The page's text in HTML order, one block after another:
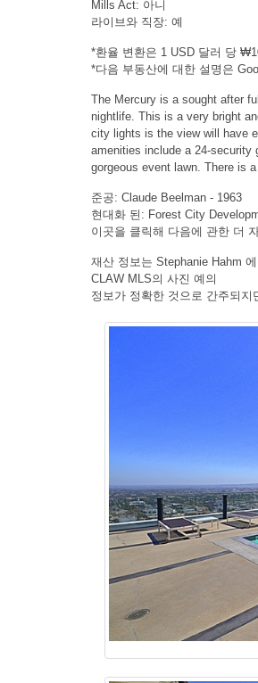
Mills Act: 아니
라이브와 직장: 예
*환율 변환은 1 USD 달러 당
*다음 부동산에 대한 설명은
The Mercury is a sought after
nightlife. This is a very bright
city lights is the view will have
amenities include a 24-security
gorgeous event lawn. There is
준공: Claude Beelman - 1963
현대화 된: Forest City
이곳을 클릭해 다음에 관한 더
재산 정보는 Stephanie Hahm
CLAW MLS의 사진 예의
정보가 정확한 것으로 간주되지